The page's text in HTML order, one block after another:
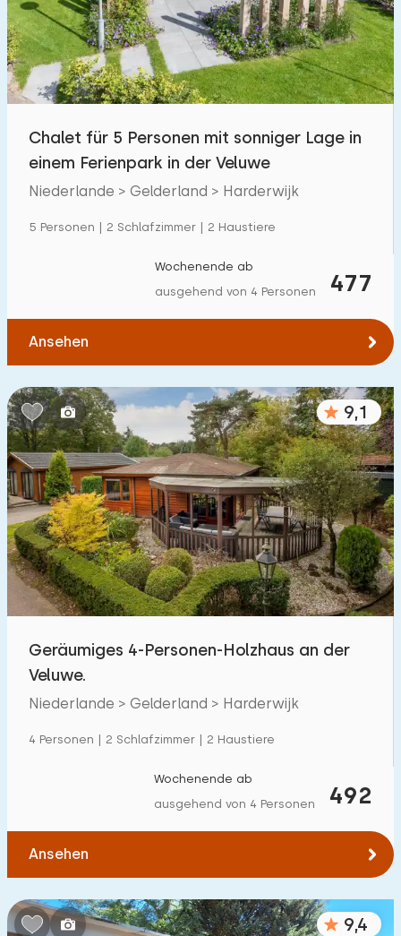
Schwimmbad 46
Eingezäunter Garten 19
Haustierfrei 47
Ladestation Auto
€ 0 — € 1000+
Schlafzimmern:
1 2 3 4 5
Badezimmer:
1 2 3 4 5
Entfernungen
Von Harderwijk(max. km):
Zum Meer(max. km):
10 20
1 2
Zum Wasser(max. km):
Chalet für 5 Personen mit sonniger Lage in
einem Ferienpark in der Veluwe
Niederlande > Gelderland > Harderwijk
5 Personen | 2 Schlafzimmer | 2 Haustiere
477
Wochenende ab
ausgehend von 4 Personen
Ansehen
9,1
Geräumiges 4-Personen-Holzhaus an der
Veluwe.
Niederlande > Gelderland > Harderwijk
4 Personen | 2 Schlafzimmer | 2 Haustiere
492
Wochenende ab
ausgehend von 4 Personen
Ansehen
9,4